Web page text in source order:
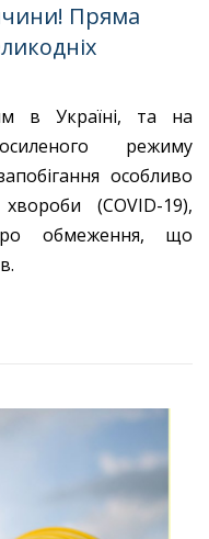
Пряма
в Україні, та на
режиму
особливо
хвороби (COVID-19),
обмеження, що